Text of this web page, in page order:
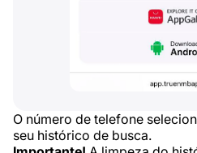
O número de telefone
seu histórico de busca.